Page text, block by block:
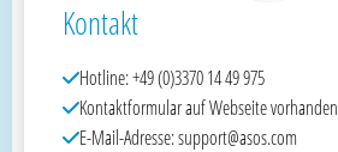
Kontakt
Hotline: +49 (0)3370 14 49 975
Kontaktformular auf Webseite vorhanden
E-Mail-Adresse: support@asos.com